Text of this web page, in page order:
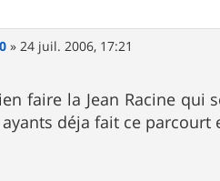
»24 juil. 2006, 17:21
faire la Jean Racine qui
déja fait ce